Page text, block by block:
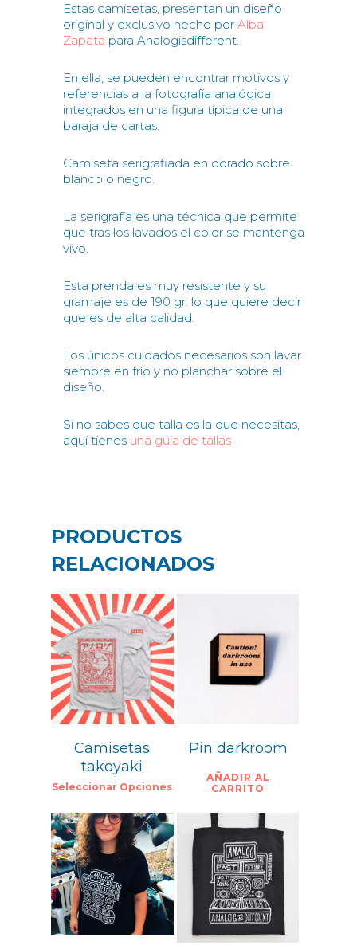
Estas camisetas, presentan un diseño
original y exclusivo hecho por Alba
Zapata para Analogisdifferent.
En ella, se pueden encontrar motivos y
referencias a la fotografía analógica
integrados en una figura típica de una
baraja de cartas.
Camiseta serigrafiada en dorado sobre
blanco o negro.
La serigrafía es una técnica que permite
que tras los lavados el color se mantenga
vivo.
Esta prenda es muy resistente y su
gramaje es de 190 gr. lo que quiere decir
que es de alta calidad.
Los únicos cuidados necesarios son lavar
siempre en frío y no planchar sobre el
diseño.
Si no sabes que talla es la que necesitas,
aquí tienes una guía de tallas
PRODUCTOS
RELACIONADOS
20,00€
Camisetas
takoyaki
Seleccionar Opciones
6,00€
Pin darkroom
AÑADIR AL
CARRITO
15,00 € 7,50€